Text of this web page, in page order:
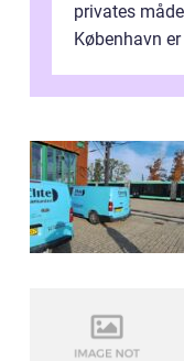
privates
København
inti...